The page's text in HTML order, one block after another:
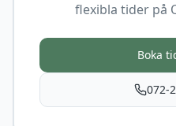
flexibla tider på
Boka
072-